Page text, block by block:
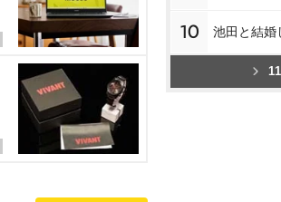
10 池田と結婚